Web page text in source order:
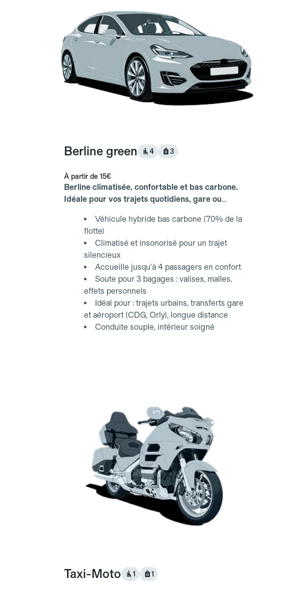
Berline green 4 3
À partir de 15€
Berline climatisée, confortable et bas carbone.
Idéale pour vos trajets quotidiens, gare ou
Véhicule hybride bas carbone (70% de la
flotte)
Climatisé et insonorisé pour un trajet
silencieux
Accueille jusqu'à 4 passagers en confort
Soute pour 3 bagages : valises, malles,
effets personnels
Idéal pour : trajets urbains, transferts gare
et aéroport (CDG, Orly), longue distance
Conduite souple, intérieur soigné
Taxi-Moto 1 1